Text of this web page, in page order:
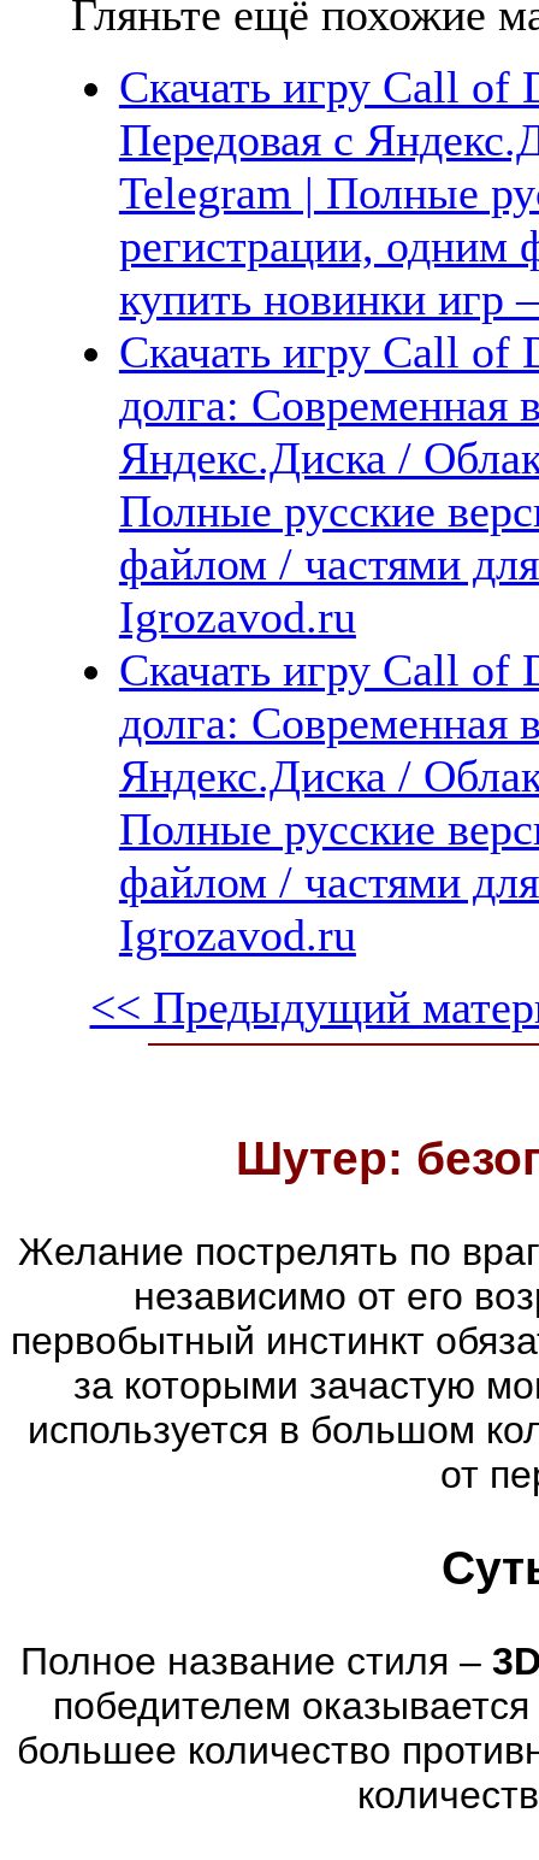
Гляньте ещё похожие
Скачать игру Call of
Передовая с
Telegram | Полные
регистрации, одним
купить новинки
Скачать игру Call of
долга: Современная
Яндекс.Диска /
Полные русские
файлом / частями
Igrozavod.ru
Скачать игру Call
долга: Современная
Яндекс.Диска /
Полные русские
файлом / частями
Igrozavod.ru
<< Предыдущий
Шутер:
Желание пострелять по
независимо от его
первобытный инстинкт
за которыми зачастую
используется в большом
от
Полное название стиля –
победителем
большее количество